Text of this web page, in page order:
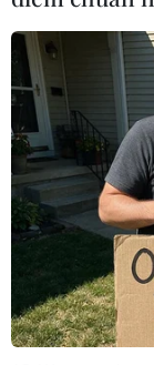
bền vững,
ALP là nền
cộng đồng
quốc thông
Nghiên cứu
lãm, giao
[Phát triển
sách thu
Không chỉ là
ALP luôn